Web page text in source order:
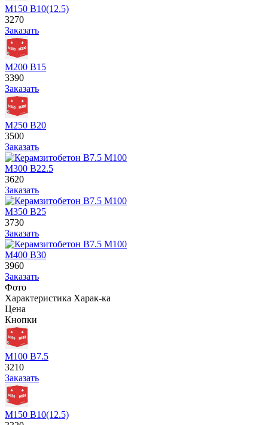
М150 В10(12.5)
3270
Заказать
М200 В15
3390
Заказать
М250 В20
3500
Заказать
М300 В22.5
3620
Заказать
М350 В25
3730
Заказать
М400 В30
3960
Заказать
Фото
Характеристика Харак-ка
Цена
Кнопки
М100 В7.5
3210
Заказать
М150 В10(12.5)